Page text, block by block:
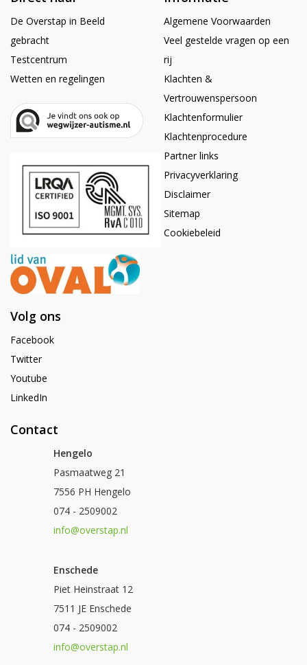
De Overstap in Beeld
gebracht
Testcentrum
Wetten en regelingen
Algemene Voorwaarden
Veel gestelde vragen op een
rij
Klachten &
Vertrouwenspersoon
Klachtenformulier
Klachtenprocedure
Partner links
Privacyverklaring
Disclaimer
Sitemap
Cookiebeleid
Volg ons
Facebook
Twitter
Youtube
LinkedIn
Contact
Hengelo
Pasmaatweg 21
7556 PH Hengelo
074 - 2509002
info@overstap.nl
Enschede
Piet Heinstraat 12
7511 JE Enschede
074 - 2509002
info@overstap.nl